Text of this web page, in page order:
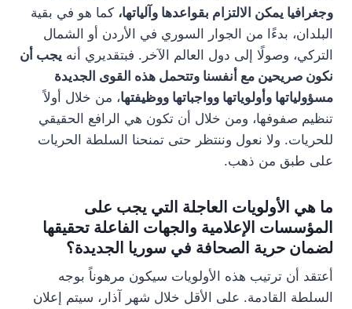
وجغرافيا يمكن الالتزام بقواعدها وآلياتها، كما هو في بقية
البلدان، بدءًا من الجوار السوري في الأردن أو الشمال
التركي، وصولًا إلى دول العالم الآخر. فبتقديري أنه يجب أن
نكون صريحين مع أنفسنا وتتحمل هذه القوى الجديدة
مسؤولياتها وأولوياتها وواجباتها ووظيفتها، من خلال أولاً
تنظيم صفوفها، ومن خلال أن تكون هي الرافع الحقيقي
للحريات. ولا نعول وننتظر حتى تمنحنا السلطة الحريات
على طبق من ذهب.
ما هي الأولويات العاجلة التي يجب على
المؤسسات الإعلامية والجهات الفاعلة تحقيقها
لضمان حرية الصحافة في سوريا الجديدة؟
أعتقد أن ترتيب هذه الأولويات سيكون مرهوناً بوجه
السلطة القادمة. على الأقل خلال شهر آذار، سيتم إعلان